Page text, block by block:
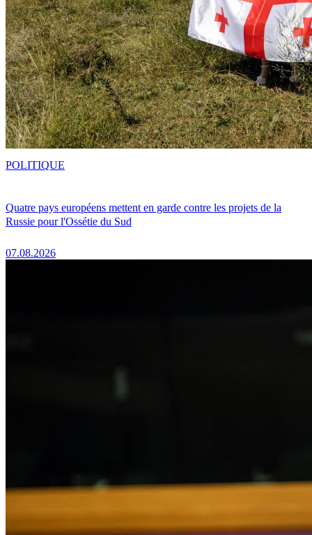
Quatre pays européens mettent en garde contre les projets de la
Russie pour l'Ossétie du Sud
07.08.2026
POLITIQUE